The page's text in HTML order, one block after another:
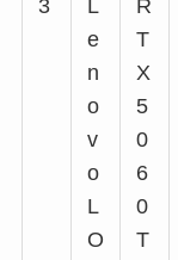
3
L
e
n
o
v
o
L
O
R
T
X
5
0
6
0
T